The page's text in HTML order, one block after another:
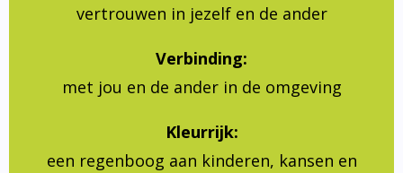
vertrouwen in jezelf en de ander
Verbinding:
met jou en de ander in de omgeving
Kleurrijk:
een regenboog aan kinderen, kansen en